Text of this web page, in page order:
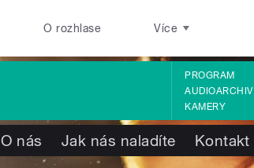
O rozhlase Více
PROGRAM
AUDIOARCHIV
KAMERY
O nás Jak nás naladíte Kontakt